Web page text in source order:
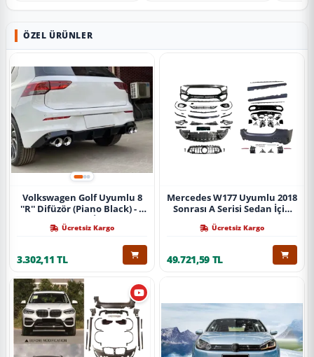
ÖZEL ÜRÜNLER
Volkswagen Golf Uyumlu 8
''R'' Difüzör (Piano Black) - 4
Paket İçin)
Ücretsiz Kargo
3.302,11 TL
Mercedes W177 Uyumlu 2018
Sonrası A Serisi Sedan İçin
Tamponlu Set)
Ücretsiz Kargo
49.721,59 TL